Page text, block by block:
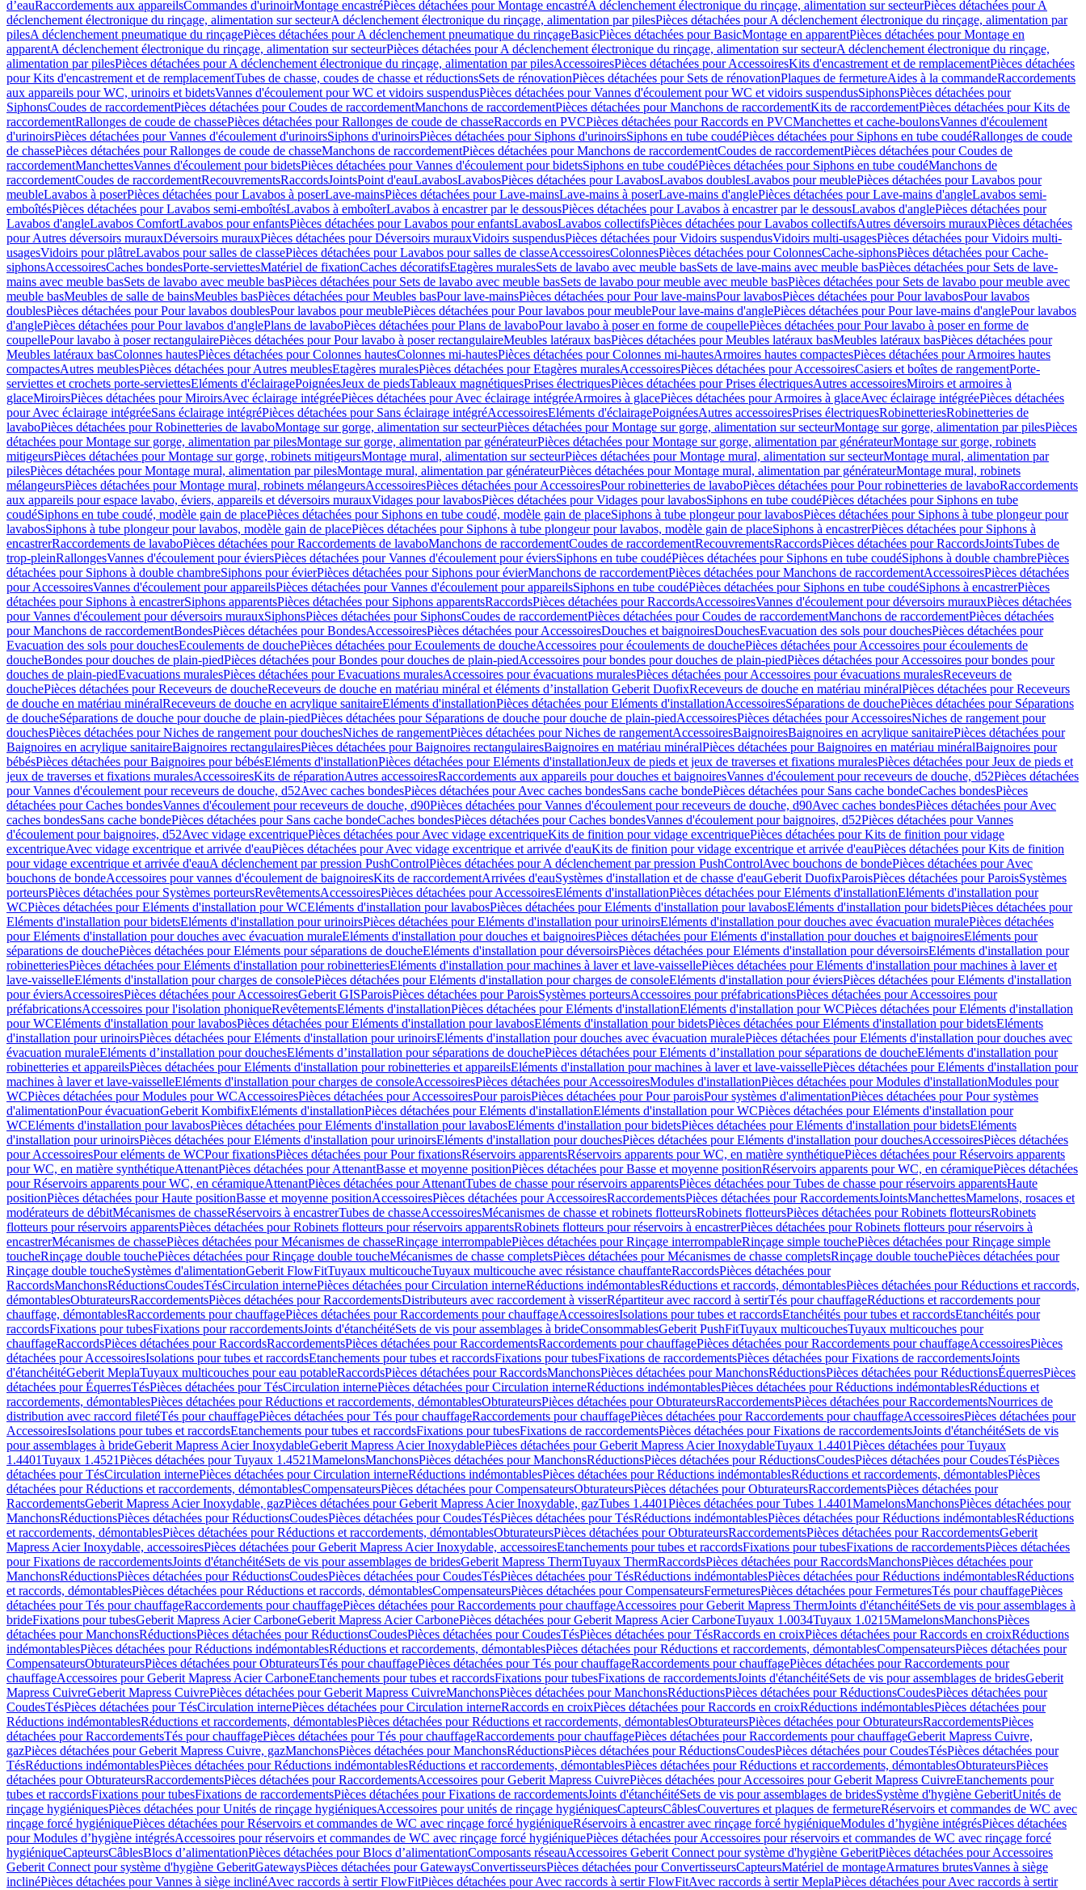
d’eauRaccordements aux appareilsCommandes d'urinoirMontage encastréPièces détachées pour Montage encastréA déclenchement électronique du rinçage, alimentation sur secteurPièces détachées pour A
déclenchement électronique du rinçage, alimentation sur secteurA déclenchement électronique du rinçage, alimentation par pilesPièces détachées pour A déclenchement électronique du rinçage, alimentation par
pilesA déclenchement pneumatique du rinçagePièces détachées pour A déclenchement pneumatique du rinçageBasicPièces détachées pour BasicMontage en apparentPièces détachées pour Montage en
apparentA déclenchement électronique du rinçage, alimentation sur secteurPièces détachées pour A déclenchement électronique du rinçage, alimentation sur secteurA déclenchement électronique du rinçage,
alimentation par pilesPièces détachées pour A déclenchement électronique du rinçage, alimentation par pilesAccessoiresPièces détachées pour AccessoiresKits d'encastrement et de remplacementPièces détachées
pour Kits d'encastrement et de remplacementTubes de chasse, coudes de chasse et réductionsSets de rénovationPièces détachées pour Sets de rénovationPlaques de fermetureAides à la commandeRaccordements
aux appareils pour WC, urinoirs et bidetsVannes d'écoulement pour WC et vidoirs suspendusPièces détachées pour Vannes d'écoulement pour WC et vidoirs suspendusSiphonsPièces détachées pour
SiphonsCoudes de raccordementPièces détachées pour Coudes de raccordementManchons de raccordementPièces détachées pour Manchons de raccordementKits de raccordementPièces détachées pour Kits de
raccordementRallonges de coude de chassePièces détachées pour Rallonges de coude de chasseRaccords en PVCPièces détachées pour Raccords en PVCManchettes et cache-boulonsVannes d'écoulement
d'urinoirsPièces détachées pour Vannes d'écoulement d'urinoirsSiphons d'urinoirsPièces détachées pour Siphons d'urinoirsSiphons en tube coudéPièces détachées pour Siphons en tube coudéRallonges de coude
de chassePièces détachées pour Rallonges de coude de chasseManchons de raccordementPièces détachées pour Manchons de raccordementCoudes de raccordementPièces détachées pour Coudes de
raccordementManchettesVannes d'écoulement pour bidetsPièces détachées pour Vannes d'écoulement pour bidetsSiphons en tube coudéPièces détachées pour Siphons en tube coudéManchons de
raccordementCoudes de raccordementRecouvrementsRaccordsJointsPoint d'eauLavabosLavabosPièces détachées pour LavabosLavabos doublesLavabos pour meublePièces détachées pour Lavabos pour
meubleLavabos à poserPièces détachées pour Lavabos à poserLave-mainsPièces détachées pour Lave-mainsLave-mains à poserLave-mains d'anglePièces détachées pour Lave-mains d'angleLavabos semi-
emboîtésPièces détachées pour Lavabos semi-emboîtésLavabos à emboîterLavabos à encastrer par le dessousPièces détachées pour Lavabos à encastrer par le dessousLavabos d'anglePièces détachées pour
Lavabos d'angleLavabos ComfortLavabos pour enfantsPièces détachées pour Lavabos pour enfantsLavabosLavabos collectifsPièces détachées pour Lavabos collectifsAutres déversoirs murauxPièces détachées
pour Autres déversoirs murauxDéversoirs murauxPièces détachées pour Déversoirs murauxVidoirs suspendusPièces détachées pour Vidoirs suspendusVidoirs multi-usagesPièces détachées pour Vidoirs multi-
usagesVidoirs pour plâtreLavabos pour salles de classePièces détachées pour Lavabos pour salles de classeAccessoiresColonnesPièces détachées pour ColonnesCache-siphonsPièces détachées pour Cache-
siphonsAccessoiresCaches bondesPorte-serviettesMatériel de fixationCaches décoratifsEtagères muralesSets de lavabo avec meuble basSets de lave-mains avec meuble basPièces détachées pour Sets de lave-
mains avec meuble basSets de lavabo avec meuble basPièces détachées pour Sets de lavabo avec meuble basSets de lavabo pour meuble avec meuble basPièces détachées pour Sets de lavabo pour meuble avec
meuble basMeubles de salle de bainsMeubles basPièces détachées pour Meubles basPour lave-mainsPièces détachées pour Pour lave-mainsPour lavabosPièces détachées pour Pour lavabosPour lavabos
doublesPièces détachées pour Pour lavabos doublesPour lavabos pour meublePièces détachées pour Pour lavabos pour meublePour lave-mains d'anglePièces détachées pour Pour lave-mains d'anglePour lavabos
d'anglePièces détachées pour Pour lavabos d'anglePlans de lavaboPièces détachées pour Plans de lavaboPour lavabo à poser en forme de coupellePièces détachées pour Pour lavabo à poser en forme de
coupellePour lavabo à poser rectangulairePièces détachées pour Pour lavabo à poser rectangulaireMeubles latéraux basPièces détachées pour Meubles latéraux basMeubles latéraux basPièces détachées pour
Meubles latéraux basColonnes hautesPièces détachées pour Colonnes hautesColonnes mi-hautesPièces détachées pour Colonnes mi-hautesArmoires hautes compactesPièces détachées pour Armoires hautes
compactesAutres meublesPièces détachées pour Autres meublesEtagères muralesPièces détachées pour Etagères muralesAccessoiresPièces détachées pour AccessoiresCasiers et boîtes de rangementPorte-
serviettes et crochets porte-serviettesEléments d'éclairagePoignéesJeux de piedsTableaux magnétiquesPrises électriquesPièces détachées pour Prises électriquesAutres accessoiresMiroirs et armoires à
glaceMiroirsPièces détachées pour MiroirsAvec éclairage intégréePièces détachées pour Avec éclairage intégréeArmoires à glacePièces détachées pour Armoires à glaceAvec éclairage intégréePièces détachées
pour Avec éclairage intégréeSans éclairage intégréPièces détachées pour Sans éclairage intégréAccessoiresEléments d'éclairagePoignéesAutres accessoiresPrises électriquesRobinetteriesRobinetteries de
lavaboPièces détachées pour Robinetteries de lavaboMontage sur gorge, alimentation sur secteurPièces détachées pour Montage sur gorge, alimentation sur secteurMontage sur gorge, alimentation par pilesPièces
détachées pour Montage sur gorge, alimentation par pilesMontage sur gorge, alimentation par générateurPièces détachées pour Montage sur gorge, alimentation par générateurMontage sur gorge, robinets
mitigeursPièces détachées pour Montage sur gorge, robinets mitigeursMontage mural, alimentation sur secteurPièces détachées pour Montage mural, alimentation sur secteurMontage mural, alimentation par
pilesPièces détachées pour Montage mural, alimentation par pilesMontage mural, alimentation par générateurPièces détachées pour Montage mural, alimentation par générateurMontage mural, robinets
mélangeursPièces détachées pour Montage mural, robinets mélangeursAccessoiresPièces détachées pour AccessoiresPour robinetteries de lavaboPièces détachées pour Pour robinetteries de lavaboRaccordements
aux appareils pour espace lavabo, éviers, appareils et déversoirs murauxVidages pour lavabosPièces détachées pour Vidages pour lavabosSiphons en tube coudéPièces détachées pour Siphons en tube
coudéSiphons en tube coudé, modèle gain de placePièces détachées pour Siphons en tube coudé, modèle gain de placeSiphons à tube plongeur pour lavabosPièces détachées pour Siphons à tube plongeur pour
lavabosSiphons à tube plongeur pour lavabos, modèle gain de placePièces détachées pour Siphons à tube plongeur pour lavabos, modèle gain de placeSiphons à encastrerPièces détachées pour Siphons à
encastrerRaccordements de lavaboPièces détachées pour Raccordements de lavaboManchons de raccordementCoudes de raccordementRecouvrementsRaccordsPièces détachées pour RaccordsJointsTubes de
trop-pleinRallongesVannes d'écoulement pour éviersPièces détachées pour Vannes d'écoulement pour éviersSiphons en tube coudéPièces détachées pour Siphons en tube coudéSiphons à double chambrePièces
détachées pour Siphons à double chambreSiphons pour évierPièces détachées pour Siphons pour évierManchons de raccordementPièces détachées pour Manchons de raccordementAccessoiresPièces détachées
pour AccessoiresVannes d'écoulement pour appareilsPièces détachées pour Vannes d'écoulement pour appareilsSiphons en tube coudéPièces détachées pour Siphons en tube coudéSiphons à encastrerPièces
détachées pour Siphons à encastrerSiphons apparentsPièces détachées pour Siphons apparentsRaccordsPièces détachées pour RaccordsAccessoiresVannes d'écoulement pour déversoirs murauxPièces détachées
pour Vannes d'écoulement pour déversoirs murauxSiphonsPièces détachées pour SiphonsCoudes de raccordementPièces détachées pour Coudes de raccordementManchons de raccordementPièces détachées
pour Manchons de raccordementBondesPièces détachées pour BondesAccessoiresPièces détachées pour AccessoiresDouches et baignoiresDouchesEvacuation des sols pour douchesPièces détachées pour
Evacuation des sols pour douchesEcoulements de douchePièces détachées pour Ecoulements de doucheAccessoires pour écoulements de douchePièces détachées pour Accessoires pour écoulements de
doucheBondes pour douches de plain-piedPièces détachées pour Bondes pour douches de plain-piedAccessoires pour bondes pour douches de plain-piedPièces détachées pour Accessoires pour bondes pour
douches de plain-piedEvacuations muralesPièces détachées pour Evacuations muralesAccessoires pour évacuations muralesPièces détachées pour Accessoires pour évacuations muralesReceveurs de
douchePièces détachées pour Receveurs de doucheReceveurs de douche en matériau minéral et éléments d’installation Geberit DuofixReceveurs de douche en matériau minéralPièces détachées pour Receveurs
de douche en matériau minéralReceveurs de douche en acrylique sanitaireEléments d'installationPièces détachées pour Eléments d'installationAccessoiresSéparations de douchePièces détachées pour Séparations
de doucheSéparations de douche pour douche de plain-piedPièces détachées pour Séparations de douche pour douche de plain-piedAccessoiresPièces détachées pour AccessoiresNiches de rangement pour
douchesPièces détachées pour Niches de rangement pour douchesNiches de rangementPièces détachées pour Niches de rangementAccessoiresBaignoiresBaignoires en acrylique sanitairePièces détachées pour
Baignoires en acrylique sanitaireBaignoires rectangulairesPièces détachées pour Baignoires rectangulairesBaignoires en matériau minéralPièces détachées pour Baignoires en matériau minéralBaignoires pour
bébésPièces détachées pour Baignoires pour bébésEléments d'installationPièces détachées pour Eléments d'installationJeux de pieds et jeux de traverses et fixations muralesPièces détachées pour Jeux de pieds et
jeux de traverses et fixations muralesAccessoiresKits de réparationAutres accessoiresRaccordements aux appareils pour douches et baignoiresVannes d'écoulement pour receveurs de douche, d52Pièces détachées
pour Vannes d'écoulement pour receveurs de douche, d52Avec caches bondesPièces détachées pour Avec caches bondesSans cache bondePièces détachées pour Sans cache bondeCaches bondesPièces
détachées pour Caches bondesVannes d'écoulement pour receveurs de douche, d90Pièces détachées pour Vannes d'écoulement pour receveurs de douche, d90Avec caches bondesPièces détachées pour Avec
caches bondesSans cache bondePièces détachées pour Sans cache bondeCaches bondesPièces détachées pour Caches bondesVannes d'écoulement pour baignoires, d52Pièces détachées pour Vannes
d'écoulement pour baignoires, d52Avec vidage excentriquePièces détachées pour Avec vidage excentriqueKits de finition pour vidage excentriquePièces détachées pour Kits de finition pour vidage
excentriqueAvec vidage excentrique et arrivée d'eauPièces détachées pour Avec vidage excentrique et arrivée d'eauKits de finition pour vidage excentrique et arrivée d'eauPièces détachées pour Kits de finition
pour vidage excentrique et arrivée d'eauA déclenchement par pression PushControlPièces détachées pour A déclenchement par pression PushControlAvec bouchons de bondePièces détachées pour Avec
bouchons de bondeAccessoires pour vannes d'écoulement de baignoiresKits de raccordementArrivées d'eauSystèmes d'installation et de chasse d'eauGeberit DuofixParoisPièces détachées pour ParoisSystèmes
porteursPièces détachées pour Systèmes porteursRevêtementsAccessoiresPièces détachées pour AccessoiresEléments d'installationPièces détachées pour Eléments d'installationEléments d'installation pour
WCPièces détachées pour Eléments d'installation pour WCEléments d'installation pour lavabosPièces détachées pour Eléments d'installation pour lavabosEléments d'installation pour bidetsPièces détachées pour
Eléments d'installation pour bidetsEléments d'installation pour urinoirsPièces détachées pour Eléments d'installation pour urinoirsEléments d'installation pour douches avec évacuation muralePièces détachées
pour Eléments d'installation pour douches avec évacuation muraleEléments d'installation pour douches et baignoiresPièces détachées pour Eléments d'installation pour douches et baignoiresEléments pour
séparations de douchePièces détachées pour Eléments pour séparations de doucheEléments d'installation pour déversoirsPièces détachées pour Eléments d'installation pour déversoirsEléments d'installation pour
robinetteriesPièces détachées pour Eléments d'installation pour robinetteriesEléments d'installation pour machines à laver et lave-vaissellePièces détachées pour Eléments d'installation pour machines à laver et
lave-vaisselleEléments d'installation pour charges de consolePièces détachées pour Eléments d'installation pour charges de consoleEléments d'installation pour éviersPièces détachées pour Eléments d'installation
pour éviersAccessoiresPièces détachées pour AccessoiresGeberit GISParoisPièces détachées pour ParoisSystèmes porteursAccessoires pour préfabricationsPièces détachées pour Accessoires pour
préfabricationsAccessoires pour l'isolation phoniqueRevêtementsEléments d'installationPièces détachées pour Eléments d'installationEléments d'installation pour WCPièces détachées pour Eléments d'installation
pour WCEléments d'installation pour lavabosPièces détachées pour Eléments d'installation pour lavabosEléments d'installation pour bidetsPièces détachées pour Eléments d'installation pour bidetsEléments
d'installation pour urinoirsPièces détachées pour Eléments d'installation pour urinoirsEléments d'installation pour douches avec évacuation muralePièces détachées pour Eléments d'installation pour douches avec
évacuation muraleEléments d’installation pour douchesEléments d’installation pour séparations de douchePièces détachées pour Eléments d’installation pour séparations de doucheEléments d'installation pour
robinetteries et appareilsPièces détachées pour Eléments d'installation pour robinetteries et appareilsEléments d'installation pour machines à laver et lave-vaissellePièces détachées pour Eléments d'installation pour
machines à laver et lave-vaisselleEléments d'installation pour charges de consoleAccessoiresPièces détachées pour AccessoiresModules d'installationPièces détachées pour Modules d'installationModules pour
WCPièces détachées pour Modules pour WCAccessoiresPièces détachées pour AccessoiresPour paroisPièces détachées pour Pour paroisPour systèmes d'alimentationPièces détachées pour Pour systèmes
d'alimentationPour évacuationGeberit KombifixEléments d'installationPièces détachées pour Eléments d'installationEléments d'installation pour WCPièces détachées pour Eléments d'installation pour
WCEléments d'installation pour lavabosPièces détachées pour Eléments d'installation pour lavabosEléments d'installation pour bidetsPièces détachées pour Eléments d'installation pour bidetsEléments
d'installation pour urinoirsPièces détachées pour Eléments d'installation pour urinoirsEléments d'installation pour douchesPièces détachées pour Eléments d'installation pour douchesAccessoiresPièces détachées
pour AccessoiresPour eléments de WCPour fixationsPièces détachées pour Pour fixationsRéservoirs apparentsRéservoirs apparents pour WC, en matière synthétiquePièces détachées pour Réservoirs apparents
pour WC, en matière synthétiqueAttenantPièces détachées pour AttenantBasse et moyenne positionPièces détachées pour Basse et moyenne positionRéservoirs apparents pour WC, en céramiquePièces détachées
pour Réservoirs apparents pour WC, en céramiqueAttenantPièces détachées pour AttenantTubes de chasse pour réservoirs apparentsPièces détachées pour Tubes de chasse pour réservoirs apparentsHaute
positionPièces détachées pour Haute positionBasse et moyenne positionAccessoiresPièces détachées pour AccessoiresRaccordementsPièces détachées pour RaccordementsJointsManchettesMamelons, rosaces et
modérateurs de débitMécanismes de chasseRéservoirs à encastrerTubes de chasseAccessoiresMécanismes de chasse et robinets flotteursRobinets flotteursPièces détachées pour Robinets flotteursRobinets
flotteurs pour réservoirs apparentsPièces détachées pour Robinets flotteurs pour réservoirs apparentsRobinets flotteurs pour réservoirs à encastrerPièces détachées pour Robinets flotteurs pour réservoirs à
encastrerMécanismes de chassePièces détachées pour Mécanismes de chasseRinçage interrompablePièces détachées pour Rinçage interrompableRinçage simple touchePièces détachées pour Rinçage simple
toucheRinçage double touchePièces détachées pour Rinçage double toucheMécanismes de chasse completsPièces détachées pour Mécanismes de chasse completsRinçage double touchePièces détachées pour
Rinçage double toucheSystèmes d'alimentationGeberit FlowFitTuyaux multicoucheTuyaux multicouche avec résistance chauffanteRaccordsPièces détachées pour
RaccordsManchonsRéductionsCoudesTésCirculation internePièces détachées pour Circulation interneRéductions indémontablesRéductions et raccords, démontablesPièces détachées pour Réductions et raccords,
démontablesObturateursRaccordementsPièces détachées pour RaccordementsDistributeurs avec raccordement à visserRépartiteur avec raccord à sertirTés pour chauffageRéductions et raccordements pour
chauffage, démontablesRaccordements pour chauffagePièces détachées pour Raccordements pour chauffageAccessoiresIsolations pour tubes et raccordsEtanchéités pour tubes et raccordsEtanchéités pour
raccordsFixations pour tubesFixations pour raccordementsJoints d'étanchéitéSets de vis pour assemblages à brideConsommablesGeberit PushFitTuyaux multicouchesTuyaux multicouches pour
chauffageRaccordsPièces détachées pour RaccordsRaccordementsPièces détachées pour RaccordementsRaccordements pour chauffagePièces détachées pour Raccordements pour chauffageAccessoiresPièces
détachées pour AccessoiresIsolations pour tubes et raccordsEtanchements pour tubes et raccordsFixations pour tubesFixations de raccordementsPièces détachées pour Fixations de raccordementsJoints
d'étanchéitéGeberit MeplaTuyaux multicouches pour eau potableRaccordsPièces détachées pour RaccordsManchonsPièces détachées pour ManchonsRéductionsPièces détachées pour RéductionsÉquerresPièces
détachées pour ÉquerresTésPièces détachées pour TésCirculation internePièces détachées pour Circulation interneRéductions indémontablesPièces détachées pour Réductions indémontablesRéductions et
raccordements, démontablesPièces détachées pour Réductions et raccordements, démontablesObturateursPièces détachées pour ObturateursRaccordementsPièces détachées pour RaccordementsNourrices de
distribution avec raccord filetéTés pour chauffagePièces détachées pour Tés pour chauffageRaccordements pour chauffagePièces détachées pour Raccordements pour chauffageAccessoiresPièces détachées pour
AccessoiresIsolations pour tubes et raccordsEtanchements pour tubes et raccordsFixations pour tubesFixations de raccordementsPièces détachées pour Fixations de raccordementsJoints d'étanchéitéSets de vis
pour assemblages à brideGeberit Mapress Acier InoxydableGeberit Mapress Acier InoxydablePièces détachées pour Geberit Mapress Acier InoxydableTuyaux 1.4401Pièces détachées pour Tuyaux
1.4401Tuyaux 1.4521Pièces détachées pour Tuyaux 1.4521MamelonsManchonsPièces détachées pour ManchonsRéductionsPièces détachées pour RéductionsCoudesPièces détachées pour CoudesTésPièces
détachées pour TésCirculation internePièces détachées pour Circulation interneRéductions indémontablesPièces détachées pour Réductions indémontablesRéductions et raccordements, démontablesPièces
détachées pour Réductions et raccordements, démontablesCompensateursPièces détachées pour CompensateursObturateursPièces détachées pour ObturateursRaccordementsPièces détachées pour
RaccordementsGeberit Mapress Acier Inoxydable, gazPièces détachées pour Geberit Mapress Acier Inoxydable, gazTubes 1.4401Pièces détachées pour Tubes 1.4401MamelonsManchonsPièces détachées pour
ManchonsRéductionsPièces détachées pour RéductionsCoudesPièces détachées pour CoudesTésPièces détachées pour TésRéductions indémontablesPièces détachées pour Réductions indémontablesRéductions
et raccordements, démontablesPièces détachées pour Réductions et raccordements, démontablesObturateursPièces détachées pour ObturateursRaccordementsPièces détachées pour RaccordementsGeberit
Mapress Acier Inoxydable, accessoiresPièces détachées pour Geberit Mapress Acier Inoxydable, accessoiresEtanchements pour tubes et raccordsFixations pour tubesFixations de raccordementsPièces détachées
pour Fixations de raccordementsJoints d'étanchéitéSets de vis pour assemblages de bridesGeberit Mapress ThermTuyaux ThermRaccordsPièces détachées pour RaccordsManchonsPièces détachées pour
ManchonsRéductionsPièces détachées pour RéductionsCoudesPièces détachées pour CoudesTésPièces détachées pour TésRéductions indémontablesPièces détachées pour Réductions indémontablesRéductions
et raccords, démontablesPièces détachées pour Réductions et raccords, démontablesCompensateursPièces détachées pour CompensateursFermeturesPièces détachées pour FermeturesTés pour chauffagePièces
détachées pour Tés pour chauffageRaccordements pour chauffagePièces détachées pour Raccordements pour chauffageAccessoires pour Geberit Mapress ThermJoints d'étanchéitéSets de vis pour assemblages à
brideFixations pour tubesGeberit Mapress Acier CarboneGeberit Mapress Acier CarbonePièces détachées pour Geberit Mapress Acier CarboneTuyaux 1.0034Tuyaux 1.0215MamelonsManchonsPièces
détachées pour ManchonsRéductionsPièces détachées pour RéductionsCoudesPièces détachées pour CoudesTésPièces détachées pour TésRaccords en croixPièces détachées pour Raccords en croixRéductions
indémontablesPièces détachées pour Réductions indémontablesRéductions et raccordements, démontablesPièces détachées pour Réductions et raccordements, démontablesCompensateursPièces détachées pour
CompensateursObturateursPièces détachées pour ObturateursTés pour chauffagePièces détachées pour Tés pour chauffageRaccordements pour chauffagePièces détachées pour Raccordements pour
chauffageAccessoires pour Geberit Mapress Acier CarboneEtanchements pour tubes et raccordsFixations pour tubesFixations de raccordementsJoints d'étanchéitéSets de vis pour assemblages de bridesGeberit
Mapress CuivreGeberit Mapress CuivrePièces détachées pour Geberit Mapress CuivreManchonsPièces détachées pour ManchonsRéductionsPièces détachées pour RéductionsCoudesPièces détachées pour
CoudesTésPièces détachées pour TésCirculation internePièces détachées pour Circulation interneRaccords en croixPièces détachées pour Raccords en croixRéductions indémontablesPièces détachées pour
Réductions indémontablesRéductions et raccordements, démontablesPièces détachées pour Réductions et raccordements, démontablesObturateursPièces détachées pour ObturateursRaccordementsPièces
détachées pour RaccordementsTés pour chauffagePièces détachées pour Tés pour chauffageRaccordements pour chauffagePièces détachées pour Raccordements pour chauffageGeberit Mapress Cuivre,
gazPièces détachées pour Geberit Mapress Cuivre, gazManchonsPièces détachées pour ManchonsRéductionsPièces détachées pour RéductionsCoudesPièces détachées pour CoudesTésPièces détachées pour
TésRéductions indémontablesPièces détachées pour Réductions indémontablesRéductions et raccordements, démontablesPièces détachées pour Réductions et raccordements, démontablesObturateursPièces
détachées pour ObturateursRaccordementsPièces détachées pour RaccordementsAccessoires pour Geberit Mapress CuivrePièces détachées pour Accessoires pour Geberit Mapress CuivreEtanchements pour
tubes et raccordsFixations pour tubesFixations de raccordementsPièces détachées pour Fixations de raccordementsJoints d'étanchéitéSets de vis pour assemblages de bridesSystème d'hygiène GeberitUnités de
rinçage hygiéniquesPièces détachées pour Unités de rinçage hygiéniquesAccessoires pour unités de rinçage hygiéniquesCapteursCâblesCouvertures et plaques de fermetureRéservoirs et commandes de WC avec
rinçage forcé hygiéniquePièces détachées pour Réservoirs et commandes de WC avec rinçage forcé hygiéniqueRéservoirs à encastrer avec rinçage forcé hygiéniqueModules d’hygiène intégrésPièces détachées
pour Modules d’hygiène intégrésAccessoires pour réservoirs et commandes de WC avec rinçage forcé hygiéniquePièces détachées pour Accessoires pour réservoirs et commandes de WC avec rinçage forcé
hygiéniqueCapteursCâblesBlocs d’alimentationPièces détachées pour Blocs d’alimentationComposants réseauAccessoires Geberit Connect pour système d'hygiène GeberitPièces détachées pour Accessoires
Geberit Connect pour système d'hygiène GeberitGatewaysPièces détachées pour GatewaysConvertisseursPièces détachées pour ConvertisseursCapteursMatériel de montageArmatures brutesVannes à siège
inclinéPièces détachées pour Vannes à siège inclinéAvec raccords à sertir FlowFitPièces détachées pour Avec raccords à sertir FlowFitAvec raccords à sertir MeplaPièces détachées pour Avec raccords à sertir